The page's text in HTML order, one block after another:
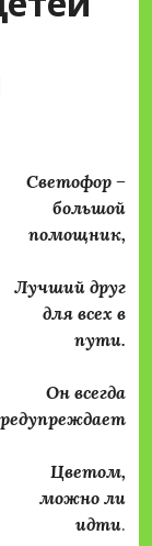
Светофор –
большой
помощник,
Лучший друг
для всех в
пути.
Он всегда
Цветом,
можно ли
идти.